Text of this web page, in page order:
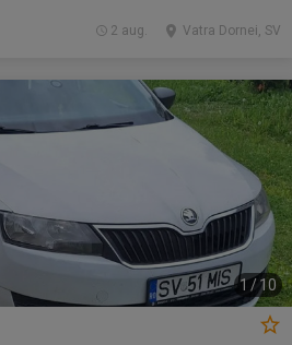
Vatra Dornei, SV
2 aug.
1/10